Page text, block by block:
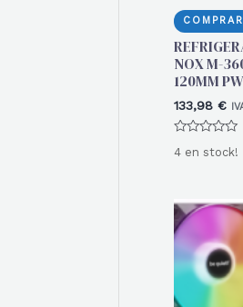
NOX M-
120MM
133,98 €
con
4 en stock!